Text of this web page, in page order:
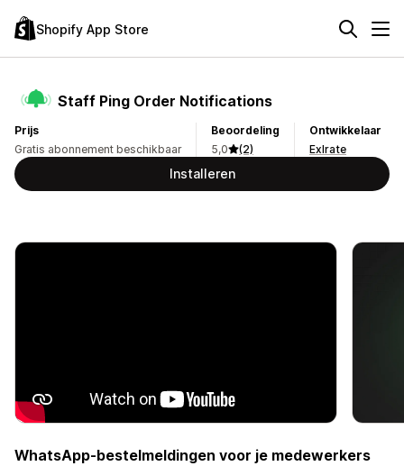
Shopify App Store
Staff Ping Order Notifications
Prijs
Gratis abonnement beschikbaar
Beoordeling
5,0
(2)
Ontwikkelaar
Exlrate
Installeren
WhatsApp-bestelmeldingen voor je medewerkers